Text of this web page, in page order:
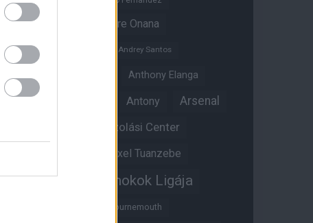
Amad Diallo
Andre Onana
Andreas Pereira
Andrey Santos
Anthony Elanga
Anthony Martial Antony Arsenal
Átigazolási Center
Axel Tuanzebe
Bajnokok Ligája
Bournemouth